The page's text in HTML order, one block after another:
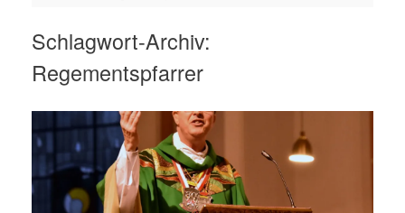
Schlagwort-Archiv:
Regementspfarrer